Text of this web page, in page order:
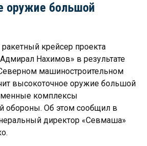
оружие большой
крейсер проекта
Нахимов» в результате
машиностроительном
высокоточное оружие большой
комплексы
обороны. Об этом сообщил в
директор «Севмаша»